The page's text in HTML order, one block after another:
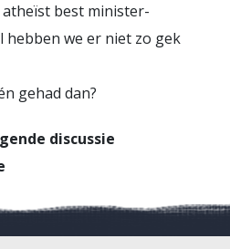
best minister-
hebben we er niet zo gek
gehad dan?
discussie